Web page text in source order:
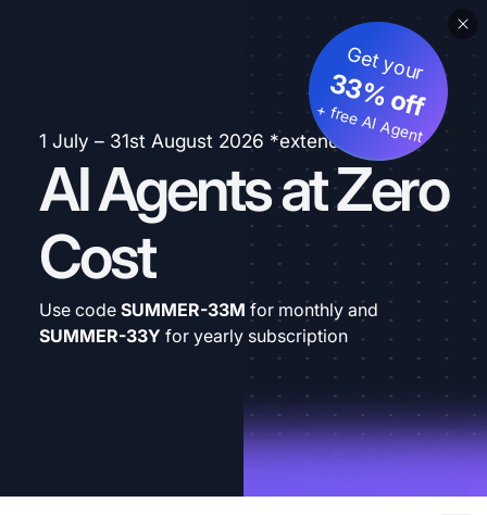
1 July – 31st August 2026 *extended
AI Agents at Zero
Cost
Get your
33% off
+ free AI Agent
Use code SUMMER-33M for monthly and
SUMMER-33Y for yearly subscription